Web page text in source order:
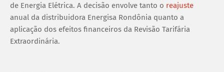
de Energia Elétrica. A decisão envolve tanto o reajuste
anual da distribuidora Energisa Rondônia quanto a
aplicação dos efeitos financeiros da Revisão Tarifária
Extraordinária.